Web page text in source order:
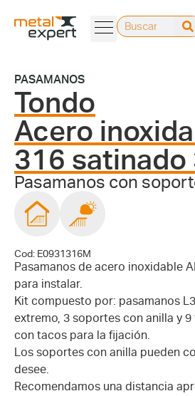
PASAMANOS
Tondo
Acero
316 satinado
Pasamanos con
Cod: E0931316M
Pasamanos de acero inoxidable
para instalar.
Kit compuesto por: pasamanos
extremo, 3 soportes con anilla y
con tacos para la fijación.
Los soportes con anilla pueden
desee.
Recomendamos una distancia